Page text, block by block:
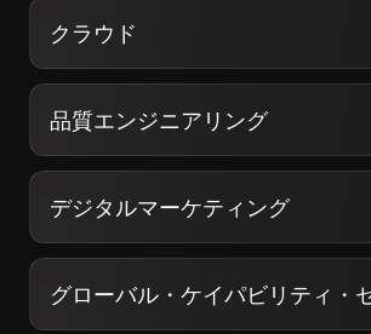
クラウド
品質エンジニアリング
デジタルマーケティング
グローバル・ケイパビリティ・